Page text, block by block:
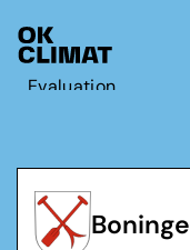
Evaluation
Contact
Français